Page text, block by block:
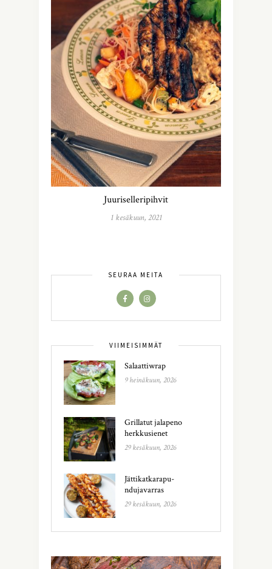
Juuriselleripihvit
1 kesäkuun, 2021
SEURAA MEITÄ
VIIMEISIMMÄT
Salaattiwrap
9 heinäkuun, 2026
Grillatut jalapeno
herkkusienet
29 kesäkuun, 2026
Jättikatkarapu-
ndujavarras
29 kesäkuun, 2026